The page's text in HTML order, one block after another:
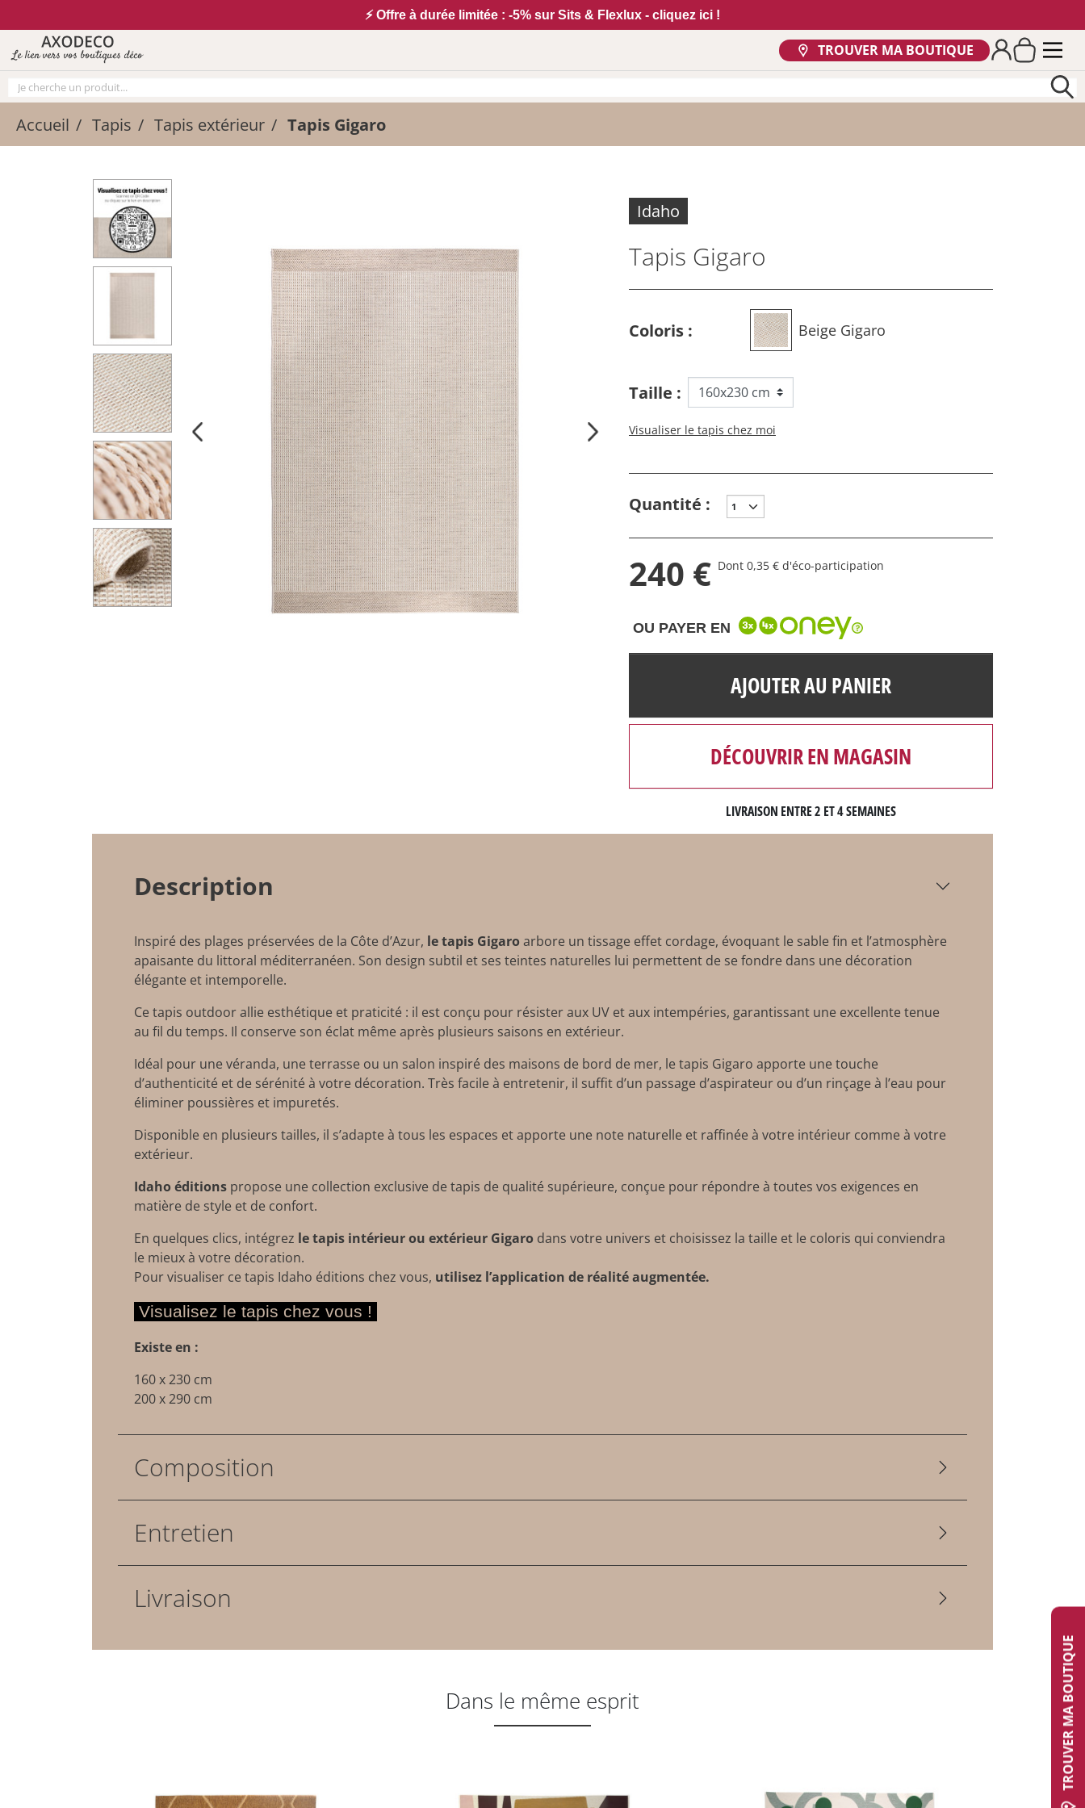
⚡ Offre à durée limitée : -5% sur Sits & Flexlux - cliquez ici !
Le lien vers vos boutiques déco TROUVER MA BOUTIQUE
Accueil Tapis Tapis extérieur Tapis Gigaro
Idaho
Tapis Gigaro
Coloris : Beige Gigaro
Taille :
Visualiser le tapis chez moi
Quantité :
240 € Dont 0,35 € d'éco-participation
OU PAYER EN
AJOUTER AU PANIER
DÉCOUVRIR EN MAGASIN
LIVRAISON ENTRE 2 ET 4 SEMAINES
Description
Inspiré des plages préservées de la Côte d’Azur, le tapis Gigaroarbore un tissage effet cordage, évoquant le sable fin et l’atmosphère
apaisante du littoral méditerranéen. Son design subtil et ses teintes naturelles lui permettent de se fondre dans une décoration
élégante et intemporelle.
Ce tapis outdoor allie esthétique et praticité : il est conçu pour résister aux UV et aux intempéries, garantissant une excellente tenue
au fil du temps. Il conserve son éclat même après plusieurs saisons en extérieur.
Idéal pour une véranda, une terrasse ou un salon inspiré des maisons de bord de mer, le tapis Gigaro apporte une touche
d’authenticité et de sérénité à votre décoration. Très facile à entretenir, il suffit d’un passage d’aspirateur ou d’un rinçage à l’eau pour
éliminer poussières et impuretés.
Disponible en plusieurs tailles, il s’adapte à tous les espaces et apporte une note naturelle et raffinée à votre intérieur comme à votre
extérieur.
Idaho éditions propose une collection exclusive de tapis de qualité supérieure, conçue pour répondre à toutes vos exigences en
matière de style et de confort.
En quelques clics, intégrez le tapis intérieur ou extérieur Gigaro dans votre univers et choisissez la taille et le coloris qui conviendra
le mieux à votre décoration.
Pour visualiser ce tapis Idaho éditions chez vous, utilisez l’application de réalité augmentée.
Visualisez le tapis chez vous !
Existe en :
160 x 230 cm
200 x 290 cm
Composition
Entretien
Livraison
Dans le même esprit TROUVER MA BOUTIQUE